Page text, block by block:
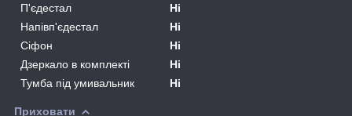
П'єдестал
Ні
Напівп'єдестал
Ні
Сіфон
Ні
Дзеркало в комплекті
Ні
Тумба під умивальник
Ні
Приховати